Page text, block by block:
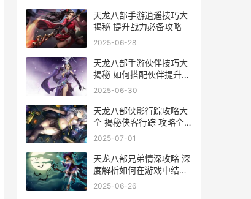
天龙八部手游逍遥技巧大
揭秘 提升战力必备攻略
2025-06-28
天龙八部手游伙伴技巧大
揭秘 如何搭配伙伴提升战
斗力
2025-06-30
天龙八部侠影行踪攻略大
全 揭秘侠客行踪 攻略全
解析
2025-07-01
天龙八部兄弟情深攻略 深
度解析如何在游戏中结交
挚友 共创江湖传奇
2025-06-26